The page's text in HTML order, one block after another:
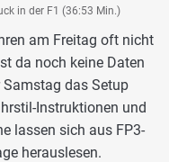
in der F1 (36:53 Min.)
am Freitag oft nicht
da noch keine Daten
das Setup
Instruktionen und
lassen sich aus FP3-
herauslesen.